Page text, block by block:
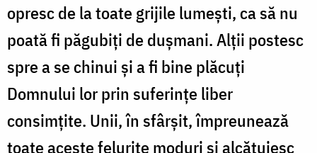
opresc de la toate grijile lumești, ca să nu
poată fi păgubiți de dușmani. Alții postesc
spre a se chinui și a fi bine plăcuți
Domnului lor prin suferințe liber
consimțite. Unii, în sfârșit, împreunează
toate aceste felurite moduri și alcătuiesc